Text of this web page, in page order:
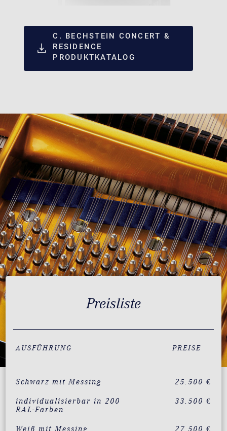
C. BECHSTEIN CONCERT &
RESIDENCE
PRODUKTKATALOG
Preisliste
AUSFÜHRUNG PREISE
Schwarz mit Messing 25.500 €
individualisierbar in 200
RAL-Farben
33.500 €
Weiß mit Messing 27.500 €